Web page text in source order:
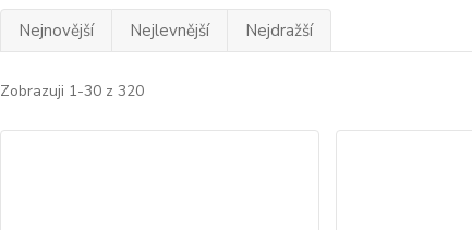
Nejnovější Nejlevnější Nejdražší
Zobrazuji 1-30 z 320